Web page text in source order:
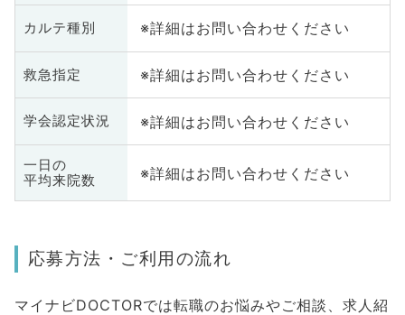
カルテ種別 ※詳細はお問い合わせください
救急指定 ※詳細はお問い合わせください
学会認定状況 ※詳細はお問い合わせください
一日の
平均来院数
※詳細はお問い合わせください
応募方法・ご利用の流れ
マイナビDOCTORでは転職のお悩みやご相談、求人紹